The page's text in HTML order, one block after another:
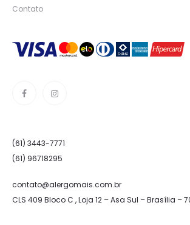
Contato
(61) 3443-7771
(61) 96718295
contato@alergomais.com.br
CLS 409 Bloco C , Loja 12 – Asa Sul – Brasília –